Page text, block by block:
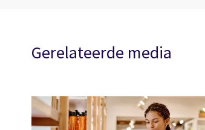
Gerelateerde media